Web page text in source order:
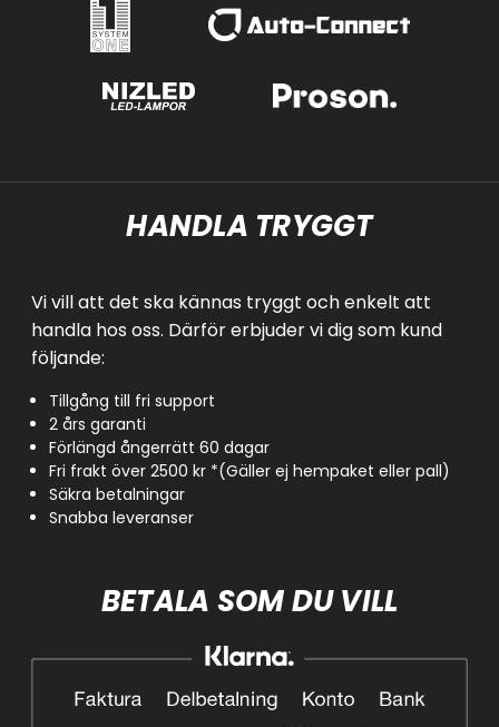
HANDLA TRYGGT
Vi vill att det ska kännas tryggt och enkelt att
handla hos oss. Därför erbjuder vi dig som kund
följande:
Tillgång till fri support
2 års garanti
Förlängd ångerrätt 60 dagar
Fri frakt över 2500 kr *(Gäller ej hempaket eller pall)
Säkra betalningar
Snabba leveranser
BETALA SOM DU VILL